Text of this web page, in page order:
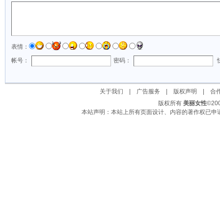
表情：
帐号：
密码：
关于我们 广告服务 版权声明
合
版权所有 美丽女性
本站声明：本站上所有页面设计、内容的著作权已